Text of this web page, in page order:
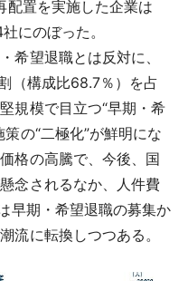
配置を実施した企業は
にのぼった。
希望退職とは反対に、
（構成比68.7％）を占
規模で目立つ“早期・希
の“二極化”が鮮明にな
格の高騰で、今後、国
念されるなか、人件費
早期・希望退職の募集か
流に転換しつつある。